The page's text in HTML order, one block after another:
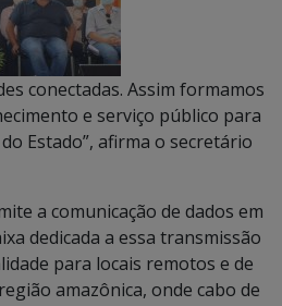
conectadas. Assim formamos
e serviço público para
Estado”, afirma o secretário
a comunicação de dados em
dedicada a essa transmissão
para locais remotos e de
amazônica, onde cabo de